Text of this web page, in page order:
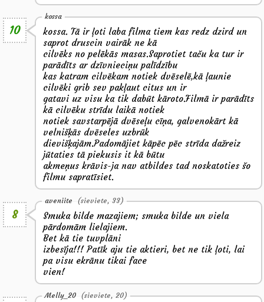
10
kossa
kossa. Tā ir ļoti laba filma tiem kas redz dzird un
saprot druscin vairāk ne kā
cilvēks no pelēkās masas.Saprotiet taču ka tur ir
parādīts ar dzīvnieciņu palīdzību
kas katram cilvēkam notiek dvēselē,kā ļaunie
cilvēki grib sev pakļaut citus un ir
gatavi uz visu ka tik dabūt kāroto.Filmā ir parādīts
kā cilvēku strīdu laikā notiek
notiek savstarpējā dvēseļu cīņa, galvenokārt kā
velnišķās dvēseles uzbrūk
dievišķajām.Padomājiet kāpēc pēc strīda dažreiz
jūtaties tā piekusis it kā būtu
akmeņus krāvis-ja nav atbildes tad noskatoties šo
filmu sapratīsiet.
8
aveniite (sieviete, 33)
Smuka bilde mazajiem; smuka bilde un viela
pārdomām lielajiem.
Bet kā tie tuvplāni
izbesīja!!! Patīk aju tie aktieri, bet ne tik ļoti, lai
pa visu ekrānu tikai face
vien!
Melly_20 (sieviete, 20)